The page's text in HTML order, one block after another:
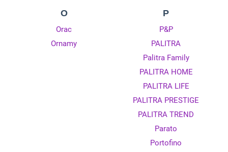
O
Orac
Ornamy
P
P&P
PALITRA
Palitra Family
PALITRA HOME
PALITRA LIFE
PALITRA PRESTIGE
PALITRA TREND
Parato
Portofino